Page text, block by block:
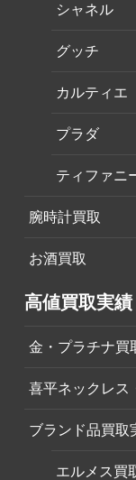
シャネル
グッチ
カルティエ
プラダ
ティファニ
腕時計買取
お酒買取
高値買取実績
金・プラチナ買
喜平ネックレス
ブランド品買取
エルメス買